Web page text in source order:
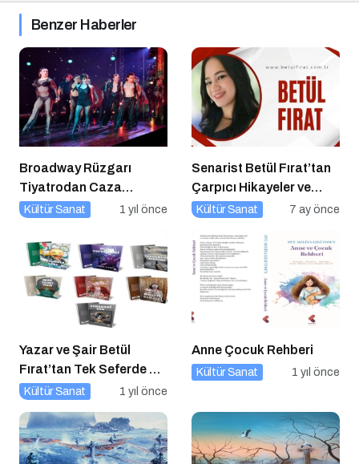
Benzer Haberler
Broadway Rüzgarı
Tiyatrodan Caza
Dopdolu Bir Program
Kültür Sanat 1 yıl önce
Senarist Betül Fırat’tan
Çarpıcı Hikayeler ve
Şarkılar
Kültür Sanat 7 ay önce
Yazar ve Şair Betül
Fırat’tan Tek Seferde 7
Kitap Müjdesi
Kültür Sanat 1 yıl önce
Anne Çocuk Rehberi
Kültür Sanat 1 yıl önce